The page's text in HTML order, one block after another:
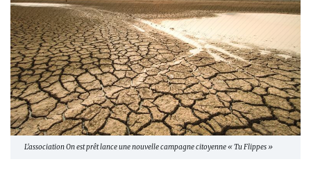
L'association On est prêt lance une nouvelle campagne citoyenne « Tu Flippes »